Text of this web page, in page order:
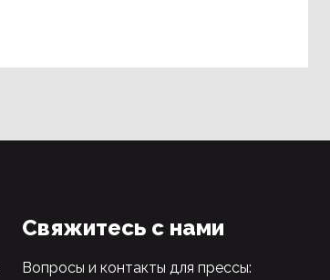
Свяжитесь с нами
Вопросы и контакты для прессы: